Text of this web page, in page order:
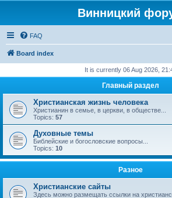
Винницкий
FAQ
Board index
It is currently 06 Aug 2026,
Главный раздел
Христианская жизнь человека
Христианин в семье, в церкви, в обществе...
Topics: 57
Духовные темы
Библейские и богословские вопросы...
Topics: 10
Разное
Христианские сайты
Здесь можно размещать ссылки на